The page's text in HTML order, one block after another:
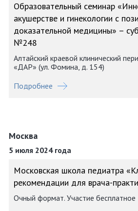
Образовательный семинар
акушерстве и гинекологии с
доказательной медицины» –
№248
Алтайский краевой клинический
«ДАР» (ул. Фомина, д. 154)
Подробнее
Москва
5 июля 2024 года
Московская школа педиатра
рекомендации для врача-
Очный формат. Участие бесплатное